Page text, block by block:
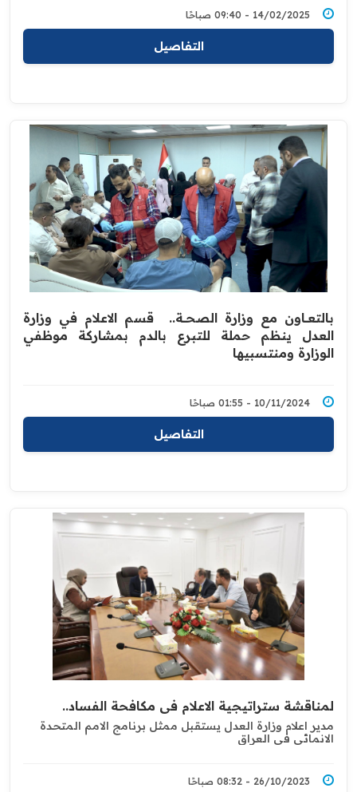
14/02/2025 - 09:40 صباحًا
التفاصيل
بالتعـــاون مع وزارة الصحـــة.. ‏ قسم الاعلام في وزارة
العدل ينظم حملة للتبرع بالدم ‏بمشاركة موظفي
‏الوزارة ومنتسبيها
10/11/2024 - 01:55 صباحًا
التفاصيل
لمناقشة ستراتيجية الاعلام في مكافحة الفساد..
مدير اعلام وزارة العدل يستقبل ممثل برنامج الامم المتحدة
الانمائي في العراق
26/10/2023 - 08:32 صباحًا